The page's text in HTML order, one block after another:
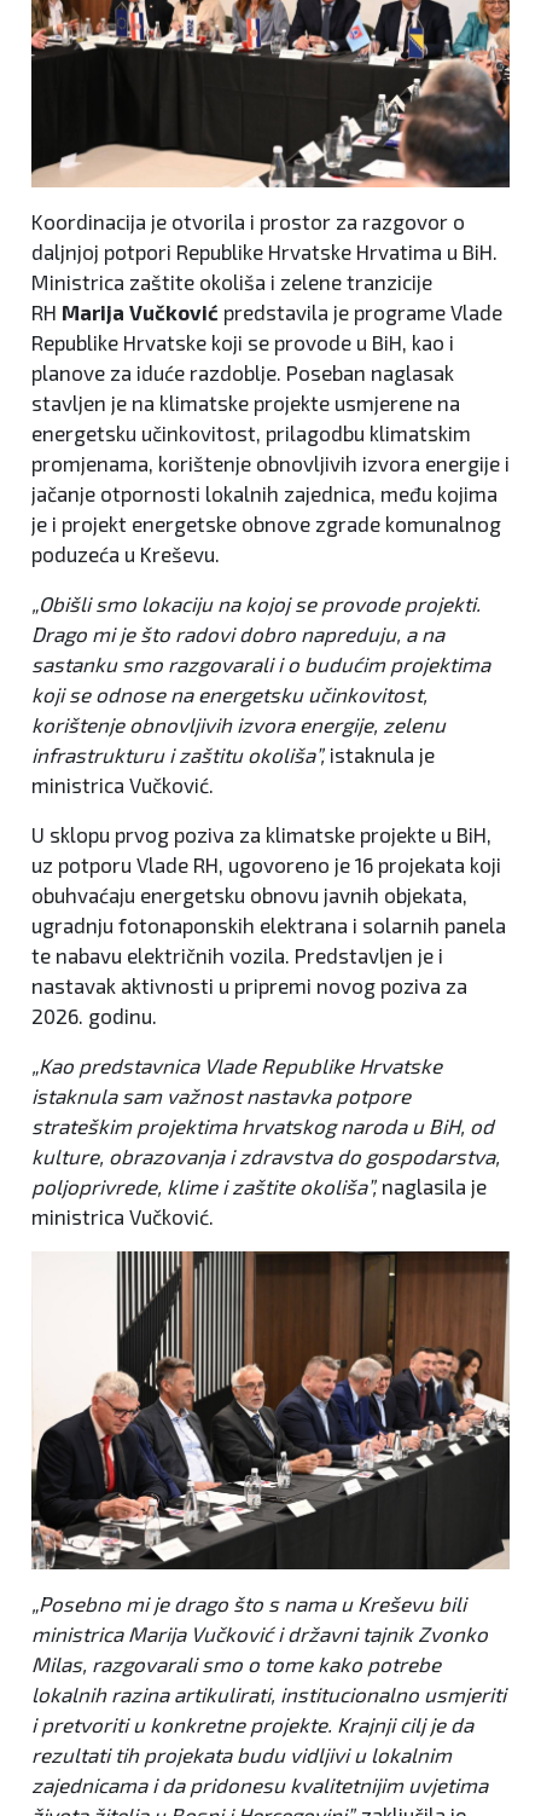
Koordinacija je otvorila i prostor za razgovor o
daljnjoj potpori Republike Hrvatske Hrvatima u BiH.
Ministrica zaštite okoliša i zelene tranzicije
RH Marija Vučković predstavila je programe Vlade
Republike Hrvatske koji se provode u BiH, kao i
planove za iduće razdoblje. Poseban naglasak
stavljen je na klimatske projekte usmjerene na
energetsku učinkovitost, prilagodbu klimatskim
promjenama, korištenje obnovljivih izvora energije i
jačanje otpornosti lokalnih zajednica, među kojima
je i projekt energetske obnove zgrade komunalnog
poduzeća u Kreševu.
„Obišli smo lokaciju na kojoj se provode projekti.
Drago mi je što radovi dobro napreduju, a na
sastanku smo razgovarali i o budućim projektima
koji se odnose na energetsku učinkovitost,
korištenje obnovljivih izvora energije, zelenu
infrastrukturu i zaštitu okoliša”, istaknula je
ministrica Vučković.
U sklopu prvog poziva za klimatske projekte u BiH,
uz potporu Vlade RH, ugovoreno je 16 projekata koji
obuhvaćaju energetsku obnovu javnih objekata,
ugradnju fotonaponskih elektrana i solarnih panela
te nabavu električnih vozila. Predstavljen je i
nastavak aktivnosti u pripremi novog poziva za
2026. godinu.
„Kao predstavnica Vlade Republike Hrvatske
istaknula sam važnost nastavka potpore
strateškim projektima hrvatskog naroda u BiH, od
kulture, obrazovanja i zdravstva do gospodarstva,
poljoprivrede, klime i zaštite okoliša”, naglasila je
ministrica Vučković.
„Posebno mi je drago što s nama u Kreševu bili
ministrica Marija Vučković i državni tajnik Zvonko
Milas, razgovarali smo o tome kako potrebe
lokalnih razina artikulirati, institucionalno usmjeriti
i pretvoriti u konkretne projekte. Krajnji cilj je da
rezultati tih projekata budu vidljivi u lokalnim
zajednicama i da pridonesu kvalitetnijim uvjetima